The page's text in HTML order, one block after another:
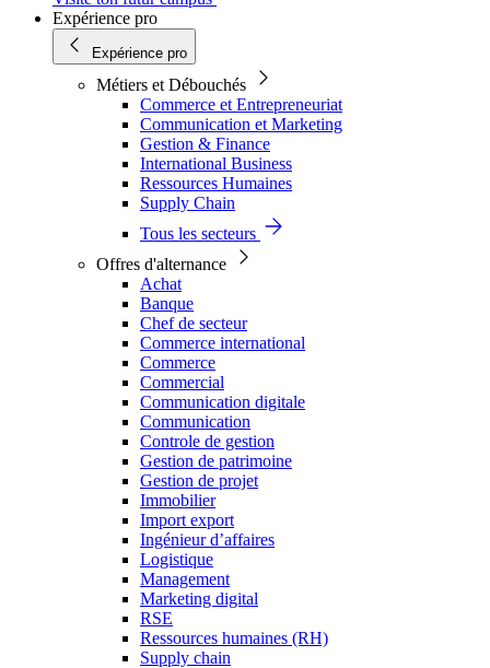
Expérience pro
Expérience pro
Métiers et Débouchés
Commerce et Entrepreneuriat
Communication et Marketing
Gestion & Finance
International Business
Ressources Humaines
Supply Chain
Tous les secteurs
Offres d'alternance
Achat
Banque
Chef de secteur
Commerce international
Commerce
Commercial
Communication digitale
Communication
Controle de gestion
Gestion de patrimoine
Gestion de projet
Immobilier
Import export
Ingénieur d’affaires
Logistique
Management
Marketing digital
RSE
Ressources humaines (RH)
Supply chain